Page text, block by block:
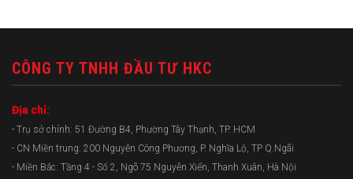
CÔNG TY TNHH ĐẦU TƯ HKC
Địa chỉ:
- Trụ sở chính: 51 Đường B4, Phường Tây Thạnh, TP. HCM
- CN Miền trung: 200 Nguyễn Công Phương, P. Nghĩa Lộ, TP Q.Ngãi
- Miền Bắc: Tầng 4 - Số 2, Ngõ 75 Nguyễn Xiển, Thanh Xuân, Hà Nội